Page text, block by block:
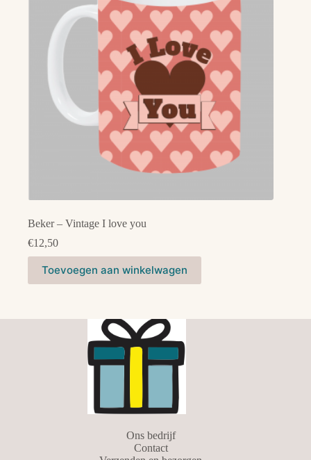
Beker – Vintage I love you
€12,50
Toevoegen aan winkelwagen
Ons bedrijf
Contact